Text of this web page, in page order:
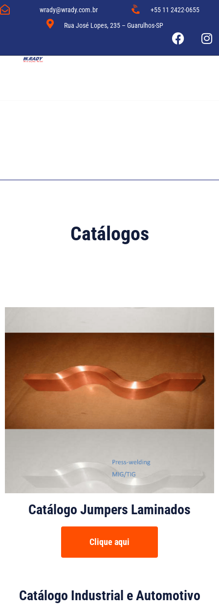
wrady@wrady.com.br
+55 11 2422-0655
Rua José Lopes, 235 – Guarulhos-SP
Catálogos
Catálogo Jumpers Laminados
Clique aqui
Catálogo Industrial e Automotivo